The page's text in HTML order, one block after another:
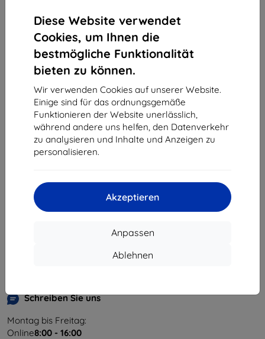
Diese Website verwendet
Cookies, um Ihnen die
bestmögliche Funktionalität
bieten zu können.
Wir verwenden Cookies auf unserer Website.
Einige sind für das ordnungsgemäße
Funktionieren der Website unerlässlich,
während andere uns helfen, den Datenverkehr
zu analysieren und Inhalte und Anzeigen zu
personalisieren.
Akzeptieren
Anpassen
Ablehnen
vom ganzen
Shield-Sk s.r.o.
Unternehmens-ID:
46701494
USt-IdNr.:SK2023549671
Schreiben Sie uns
Montag bis Freitag:
Online8:00 - 16:00